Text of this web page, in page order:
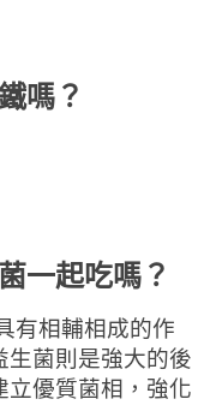
嗎？
一起吃嗎？
有相輔相成的作
生菌則是強大的後
立優質菌相，強化